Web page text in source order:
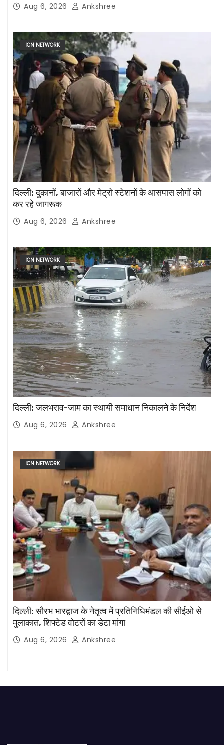
Aug 6, 2026 Ankshree
ICN NETWORK
दिल्ली: दुकानों, बाजारों और मेट्रो स्टेशनों के आसपास लोगों को
कर रहे जागरूक
Aug 6, 2026 Ankshree
ICN NETWORK
दिल्ली: जलभराव-जाम का स्थायी समाधान निकालने के निर्देश
Aug 6, 2026 Ankshree
ICN NETWORK
दिल्ली: सौरभ भारद्वाज के नेतृत्व में प्रतिनिधिमंडल की सीईओ से
मुलाकात, शिफ्टेड वोटरों का डेटा मांगा
Aug 6, 2026 Ankshree